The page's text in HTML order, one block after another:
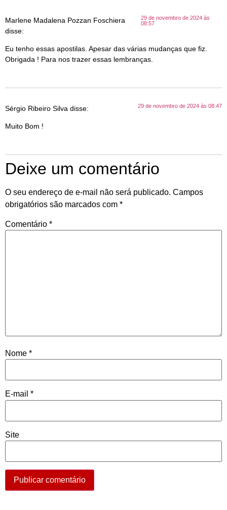
Marlene Madalena Pozzan Foschiera
disse:
29 de novembro de 2024 às
08:57
Eu tenho essas apostilas. Apesar das várias mudanças que fiz.
Obrigada ! Para nos trazer essas lembranças.
Sérgio Ribeiro Silva disse: 29 de novembro de 2024 às 08:47
Muito Bom !
Deixe um comentário
O seu endereço de e-mail não será publicado. Campos
obrigatórios são marcados com *
Comentário *
Nome *
E-mail *
Site